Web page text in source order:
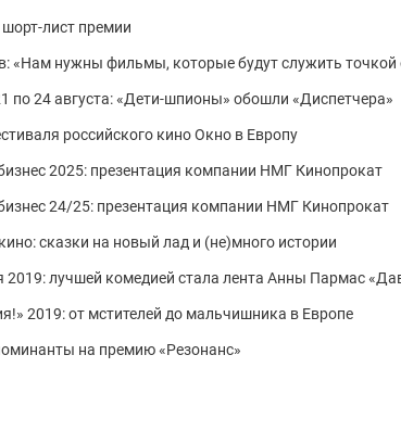
лист премии
«Нам нужны фильмы, которые будут служить точкой
по 24 августа: «Дети-шпионы» обошли «Диспетчера»
российского кино Окно в Европу
2025: презентация компании НМГ Кинопрокат
24/25: презентация компании НМГ Кинопрокат
сказки на новый лад и (не)много истории
2019: лучшей комедией стала лента Анны Пармас
2019: от мстителей до мальчишника в Европе
на премию «Резонанс»